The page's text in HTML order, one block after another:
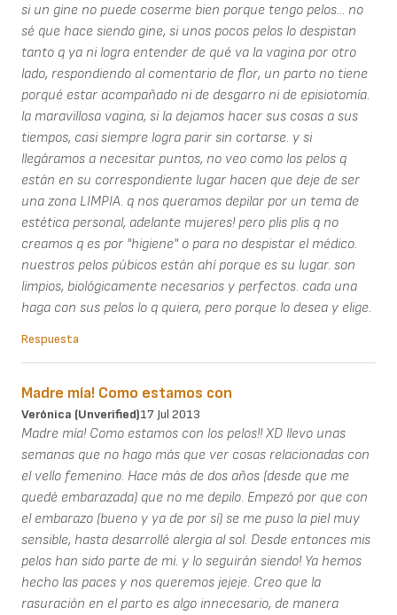
si un gine no puede coserme bien porque tengo pelos... no
sé que hace siendo gine, si unos pocos pelos lo despistan
tanto q ya ni logra entender de qué va la vagina por otro
lado, respondiendo al comentario de flor, un parto no tiene
porqué estar acompañado ni de desgarro ni de episiotomía.
la maravillosa vagina, si la dejamos hacer sus cosas a sus
tiempos, casi siempre logra parir sin cortarse. y si
llegáramos a necesitar puntos, no veo como los pelos q
están en su correspondiente lugar hacen que deje de ser
una zona LIMPIA. q nos queramos depilar por un tema de
estética personal, adelante mujeres! pero plis plis q no
creamos q es por "higiene" o para no despistar el médico.
nuestros pelos púbicos están ahí porque es su lugar. son
limpios, biológicamente necesarios y perfectos. cada una
haga con sus pelos lo q quiera, pero porque lo desea y elige.
Respuesta
Madre mía! Como estamos con
Verónica (unverified)17 Jul 2013
Madre mía! Como estamos con los pelos!! XD llevo unas
semanas que no hago más que ver cosas relacionadas con
el vello femenino. Hace más de dos años (desde que me
quedé embarazada) que no me depilo. Empezó por que con
el embarazo (bueno y ya de por sí) se me puso la piel muy
sensible, hasta desarrollé alergia al sol. Desde entonces mis
pelos han sido parte de mi. y lo seguirán siendo! Ya hemos
hecho las paces y nos queremos jejeje. Creo que la
rasuración en el parto es algo innecesario, de manera